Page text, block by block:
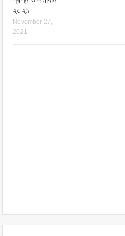
২০২১
November 27,
2021